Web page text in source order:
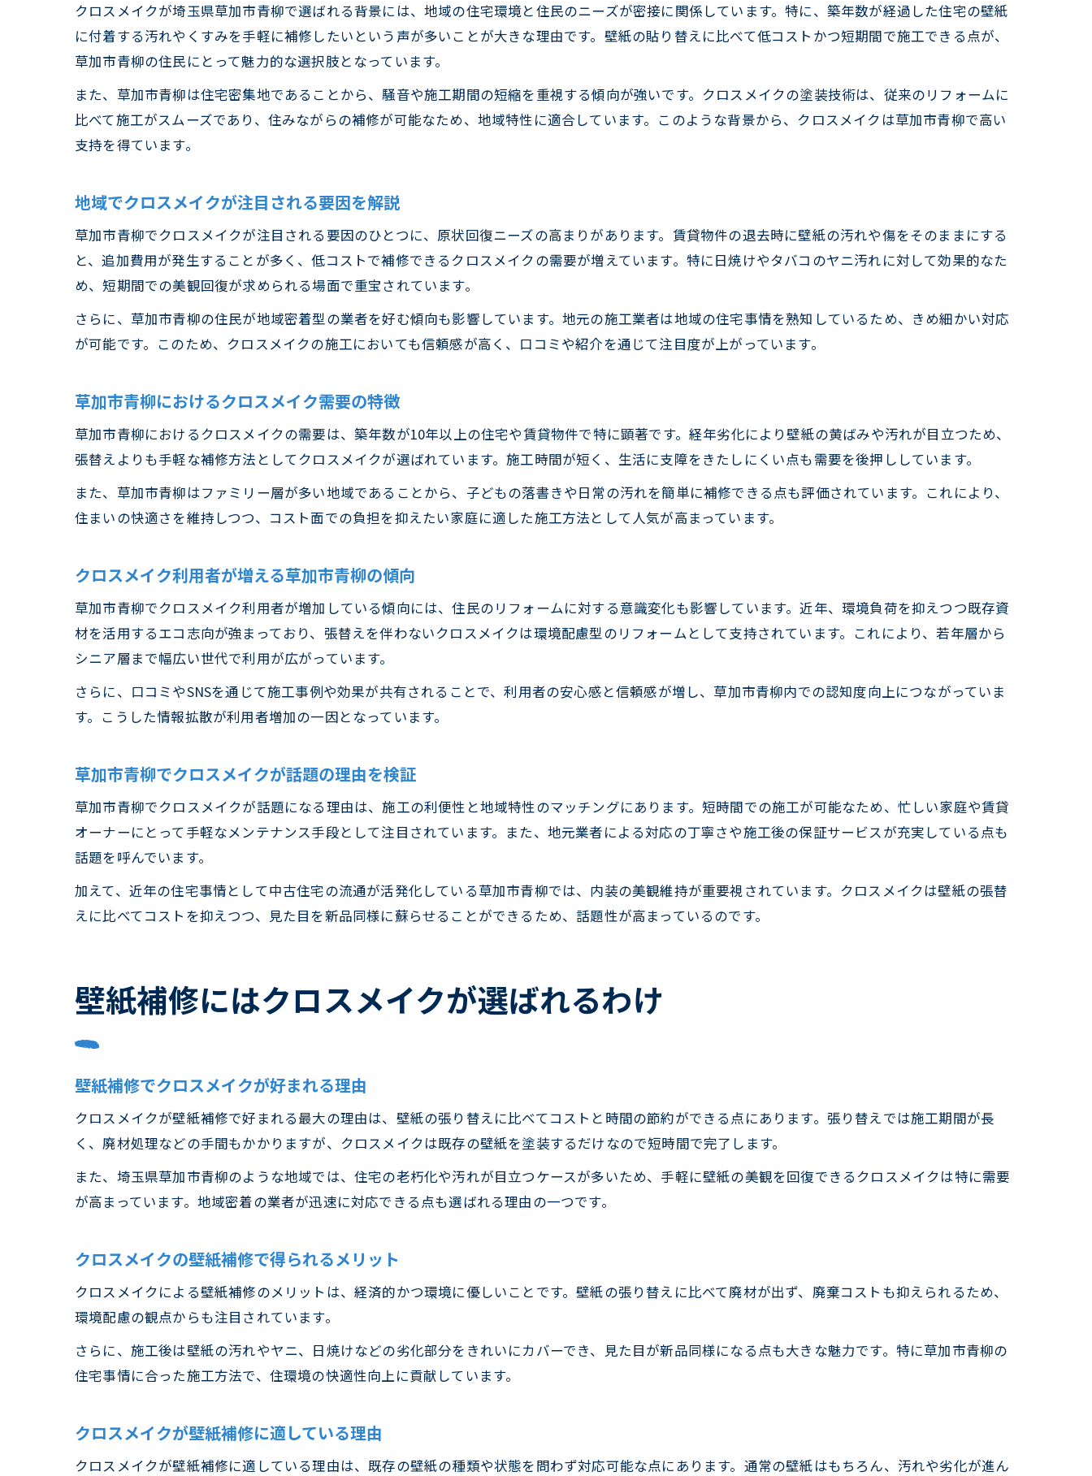
クロスメイクが壁紙補修で注目される背景
草加市青柳で人気クロスメイクの魅力発見
クロスメイクの魅力を草加市青柳で実感
草加市青柳で人気のクロスメイクの強み
クロスメイクが草加市青柳で評価される理由
原状回復を考えるならクロスメイクが有力
原状回復でクロスメイクが選ばれる理由
クロスメイクが原状回復に効果的なワケ
クロスメイクで原状回復を成功させる方法
クロスメイクが地域密着で信頼される秘訣
草加市青柳で安心感が生まれるクロスメイク
地域密着クロスメイクのサポート体制とは
クロスメイクの地域密着型サービスの魅力
初めてでも安心のクロスメイク活用方法
クロスメイクを依頼する前の確認事項まとめ
クロスメイク依頼時に役立つ準備と知識
クロスメイクが埼玉県草加市青柳で選ばれる背景には、地域の住宅環境と住民のニーズが密接に関係しています。特に、築年数が経過した住宅の壁紙
に付着する汚れやくすみを手軽に補修したいという声が多いことが大きな理由です。壁紙の貼り替えに比べて低コストかつ短期間で施工できる点が、
草加市青柳の住民にとって魅力的な選択肢となっています。
また、草加市青柳は住宅密集地であることから、騒音や施工期間の短縮を重視する傾向が強いです。クロスメイクの塗装技術は、従来のリフォームに
比べて施工がスムーズであり、住みながらの補修が可能なため、地域特性に適合しています。このような背景から、クロスメイクは草加市青柳で高い
支持を得ています。
地域でクロスメイクが注目される要因を解説
草加市青柳でクロスメイクが注目される要因のひとつに、原状回復ニーズの高まりがあります。賃貸物件の退去時に壁紙の汚れや傷をそのままにする
と、追加費用が発生することが多く、低コストで補修できるクロスメイクの需要が増えています。特に日焼けやタバコのヤニ汚れに対して効果的なた
め、短期間での美観回復が求められる場面で重宝されています。
さらに、草加市青柳の住民が地域密着型の業者を好む傾向も影響しています。地元の施工業者は地域の住宅事情を熟知しているため、きめ細かい対応
が可能です。このため、クロスメイクの施工においても信頼感が高く、口コミや紹介を通じて注目度が上がっています。
草加市青柳におけるクロスメイク需要の特徴
草加市青柳におけるクロスメイクの需要は、築年数が10年以上の住宅や賃貸物件で特に顕著です。経年劣化により壁紙の黄ばみや汚れが目立つため、
張替えよりも手軽な補修方法としてクロスメイクが選ばれています。施工時間が短く、生活に支障をきたしにくい点も需要を後押ししています。
また、草加市青柳はファミリー層が多い地域であることから、子どもの落書きや日常の汚れを簡単に補修できる点も評価されています。これにより、
住まいの快適さを維持しつつ、コスト面での負担を抑えたい家庭に適した施工方法として人気が高まっています。
クロスメイク利用者が増える草加市青柳の傾向
草加市青柳でクロスメイク利用者が増加している傾向には、住民のリフォームに対する意識変化も影響しています。近年、環境負荷を抑えつつ既存資
材を活用するエコ志向が強まっており、張替えを伴わないクロスメイクは環境配慮型のリフォームとして支持されています。これにより、若年層から
シニア層まで幅広い世代で利用が広がっています。
さらに、口コミやSNSを通じて施工事例や効果が共有されることで、利用者の安心感と信頼感が増し、草加市青柳内での認知度向上につながっていま
す。こうした情報拡散が利用者増加の一因となっています。
草加市青柳でクロスメイクが話題の理由を検証
草加市青柳でクロスメイクが話題になる理由は、施工の利便性と地域特性のマッチングにあります。短時間での施工が可能なため、忙しい家庭や賃貸
オーナーにとって手軽なメンテナンス手段として注目されています。また、地元業者による対応の丁寧さや施工後の保証サービスが充実している点も
話題を呼んでいます。
加えて、近年の住宅事情として中古住宅の流通が活発化している草加市青柳では、内装の美観維持が重要視されています。クロスメイクは壁紙の張替
えに比べてコストを抑えつつ、見た目を新品同様に蘇らせることができるため、話題性が高まっているのです。
壁紙補修にはクロスメイクが選ばれるわけ
壁紙補修でクロスメイクが好まれる理由
クロスメイクが壁紙補修で好まれる最大の理由は、壁紙の張り替えに比べてコストと時間の節約ができる点にあります。張り替えでは施工期間が長
く、廃材処理などの手間もかかりますが、クロスメイクは既存の壁紙を塗装するだけなので短時間で完了します。
また、埼玉県草加市青柳のような地域では、住宅の老朽化や汚れが目立つケースが多いため、手軽に壁紙の美観を回復できるクロスメイクは特に需要
が高まっています。地域密着の業者が迅速に対応できる点も選ばれる理由の一つです。
クロスメイクの壁紙補修で得られるメリット
クロスメイクによる壁紙補修のメリットは、経済的かつ環境に優しいことです。壁紙の張り替えに比べて廃材が出ず、廃棄コストも抑えられるため、
環境配慮の観点からも注目されています。
さらに、施工後は壁紙の汚れやヤニ、日焼けなどの劣化部分をきれいにカバーでき、見た目が新品同様になる点も大きな魅力です。特に草加市青柳の
住宅事情に合った施工方法で、住環境の快適性向上に貢献しています。
クロスメイクが壁紙補修に適している理由
クロスメイクが壁紙補修に適している理由は、既存の壁紙の種類や状態を問わず対応可能な点にあります。通常の壁紙はもちろん、汚れや劣化が進ん